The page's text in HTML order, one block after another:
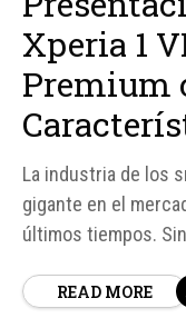
Xperia 1
Premium
La industria de los
gigante en el
últimos tiempos.
Xperia 1 VIII, un
READ MORE